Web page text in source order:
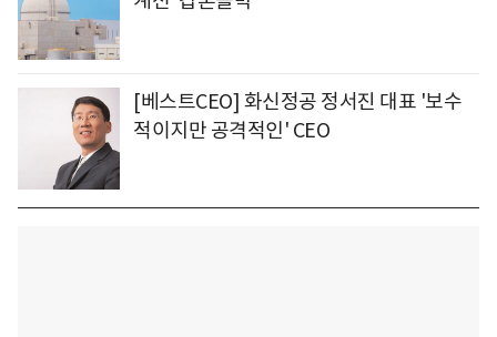
[베스트CEO] 화신정공 정서진 대표 '보수
적이지만 공격적인' CEO